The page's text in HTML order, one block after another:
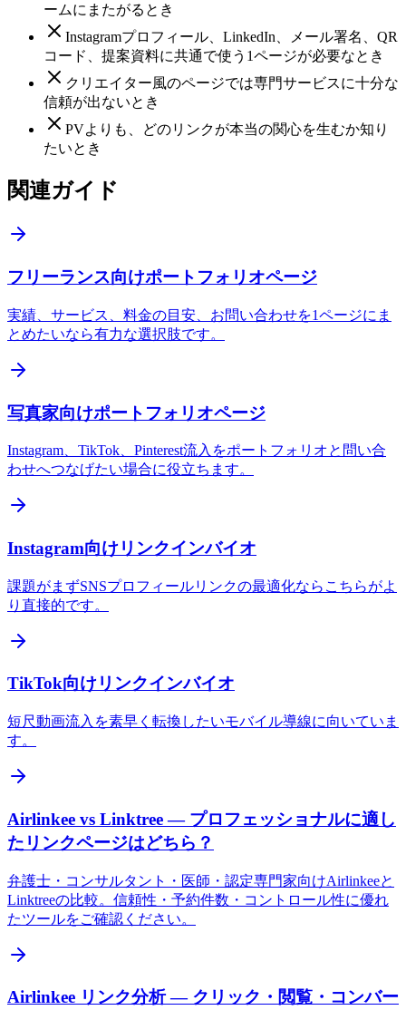
ームにまたがるとき
Instagramプロフィール、LinkedIn、メール署名、QR
コード、提案資料に共通で使う1ページが必要なとき
クリエイター風のページでは専門サービスに十分な
信頼が出ないとき
PVよりも、どのリンクが本当の関心を生むか知り
たいとき
関連ガイド
フリーランス向けポートフォリオページ
実績、サービス、料金の目安、お問い合わせを1ページにま
とめたいなら有力な選択肢です。
写真家向けポートフォリオページ
Instagram、TikTok、Pinterest流入をポートフォリオと問い合
わせへつなげたい場合に役立ちます。
Instagram向けリンクインバイオ
課題がまずSNSプロフィールリンクの最適化ならこちらがよ
り直接的です。
TikTok向けリンクインバイオ
短尺動画流入を素早く転換したいモバイル導線に向いていま
す。
Airlinkee vs Linktree — プロフェッショナルに適し
たリンクページはどちら？
弁護士・コンサルタント・医師・認定専門家向けAirlinkeeと
Linktreeの比較。信頼性・予約件数・コントロール性に優れ
たツールをご確認ください。
Airlinkee リンク分析 — クリック・閲覧・コンバー